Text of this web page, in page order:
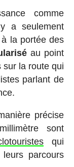
comme
a seulement
la portée des
au point
sur la route qui
parlant de
précise
sont
qui
parcours